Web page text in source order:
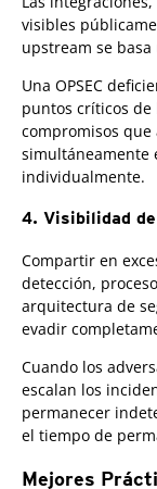
visibles
upstream se
Una OPSEC
puntos críticos
compromisos
simultáneamente
individualmente.
4. Visibilidad
Compartir en
detección,
arquitectura de
evadir
Cuando los
escalan los
permanecer
el tiempo de
Mejores